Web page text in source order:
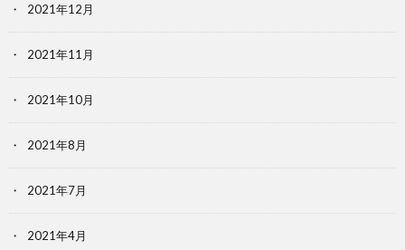
2021年12月
2021年11月
2021年10月
2021年8月
2021年7月
2021年4月